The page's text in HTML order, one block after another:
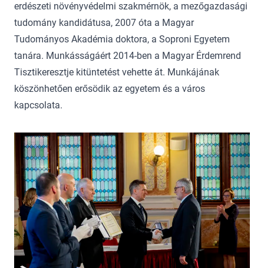
erdészeti növényvédelmi szakmérnök, a mezőgazdasági
tudomány kandidátusa, 2007 óta a Magyar
Tudományos Akadémia doktora, a Soproni Egyetem
tanára. Munkásságáért 2014-ben a Magyar Érdemrend
Tisztikeresztje kitüntetést vehette át. Munkájának
köszönhetően erősödik az egyetem és a város
kapcsolata.